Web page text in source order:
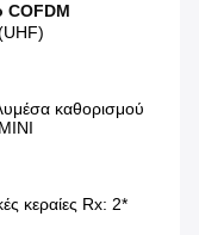
COFDM
καθορισμού
κεραίες Rx: 2*